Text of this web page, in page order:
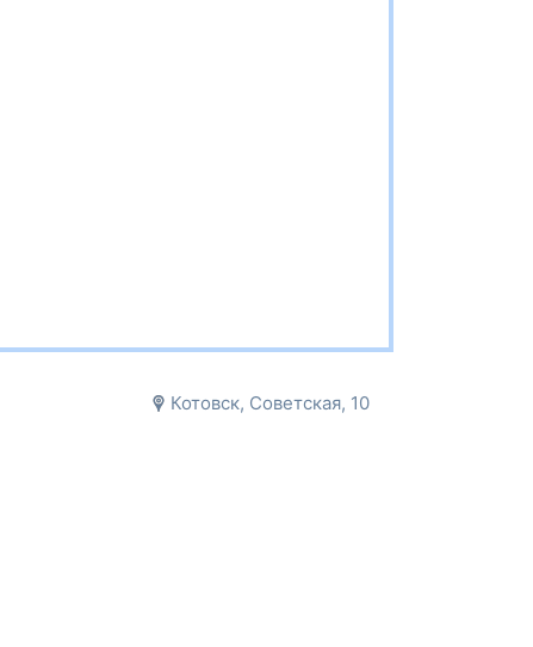
Котовск, Советская, 10